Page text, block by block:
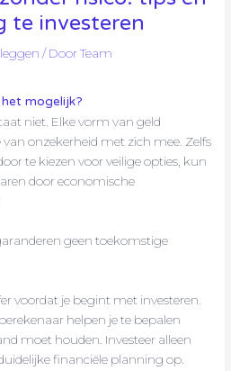
te investeren
/ DoorTeam
mogelijk?
niet. Elke vorm van geld
onzekerheid met zich mee. Zelfs
te kiezen voor veilige opties, kun
door economische
geen toekomstige
voordat je begint met investeren.
helpen je te bepalen
moet houden. Investeer alleen
financiële planning op.